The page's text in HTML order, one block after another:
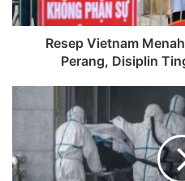
Resep Vietnam
Perang, Disiplin